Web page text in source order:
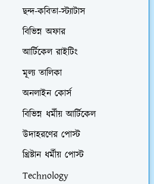
ছন্দ-কবিতা-স্ট্যাটাস
বিভিন্ন অফার
আর্টিকেল রাইটিং
মূল্য তালিকা
অনলাইন কোর্স
বিভিন্ন ধর্মীয় আর্টিকেল
উদাহরণের পোস্ট
খ্রিষ্টান ধর্মীয় পোস্ট
Technology